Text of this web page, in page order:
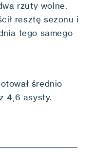
rzuty wolne.
resztę sezonu i
tego samego
średnio
4,6 asysty.